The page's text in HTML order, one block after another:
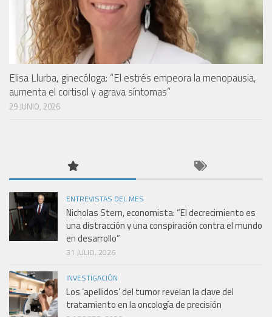
Elisa Llurba, ginecóloga: “El estrés empeora la menopausia,
aumenta el cortisol y agrava síntomas”
29 JUNIO, 2026
ENTREVISTAS DEL MES
Nicholas Stern, economista: “El decrecimiento es
una distracción y una conspiración contra el mundo
en desarrollo”
31 JULIO, 2026
INVESTIGACIÓN
Los ‘apellidos’ del tumor revelan la clave del
tratamiento en la oncología de precisión